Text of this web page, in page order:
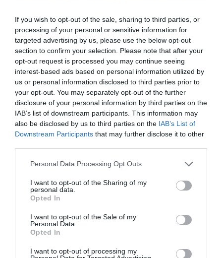
If you wish to opt-out of the sale, sharing to third parties, or
processing of your personal or sensitive information for
targeted advertising by us, please use the below opt-out
section to confirm your selection. Please note that after your
opt-out request is processed you may continue seeing
interest-based ads based on personal information utilized by
us or personal information disclosed to third parties prior to
your opt-out. You may separately opt-out of the further
disclosure of your personal information by third parties on the
IAB’s list of downstream participants. This information may
also be disclosed by us to third parties on the IAB’s List of
Downstream Participants that may further disclose it to other
Please note that this website/app uses one or more Google
not limited to your visit or usage behaviour. You may click to
grant or deny consent to Google and its third-party tags to
use your data for below specified purposes in below Google
consent section.
Personal Data Processing Opt Outs
I want to opt-out of the Sharing of my
personal data.
Opted In
I want to opt-out of the Sale of my
Personal Data.
Opted In
I want to opt-out of processing my
Bentley Mulsanne: lesz még feljebb is!
Az Emirátusokban nem kellettek, most